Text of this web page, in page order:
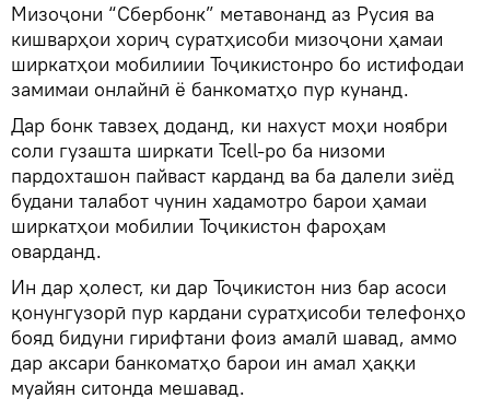
Мизоҷони “Сбербонк” метавонанд аз Русия ва
кишварҳои хориҷ суратҳисоби мизоҷони ҳамаи
ширкатҳои мобилиии Тоҷикистонро бо истифодаи
замимаи онлайнӣ ё банкоматҳо пур кунанд.
Дар бонк тавзеҳ доданд, ки нахуст моҳи ноябри
соли гузашта ширкати Tcell-ро ба низоми
пардохташон пайваст карданд ва ба далели зиёд
будани талабот чунин хадамотро барои ҳамаи
ширкатҳои мобилии Тоҷикистон фароҳам
оварданд.
Ин дар ҳолест, ки дар Тоҷикистон низ бар асоси
қонунгузорӣ пур кардани суратҳисоби телефонҳо
бояд бидуни гирифтани фоиз амалӣ шавад, аммо
дар аксари банкоматҳо барои ин амал ҳаққи
муайян ситонда мешавад.